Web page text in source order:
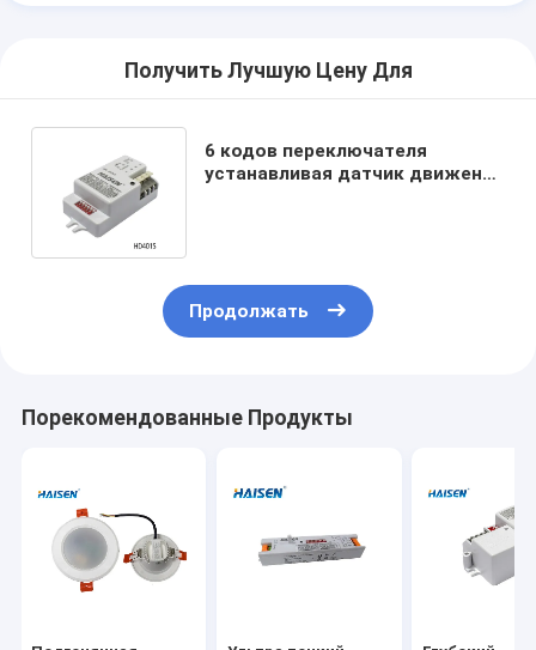
Получить Лучшую Цену Для
6 кодов переключателя
устанавливая датчик движения
Продолжать
Порекомендованные Продукты